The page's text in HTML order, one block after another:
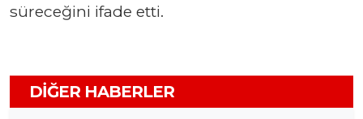
süreceğini ifade etti.
DIĞER HABERLER